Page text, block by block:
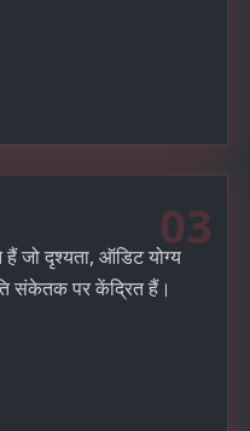
03
जो दृश्यता, ऑडिट योग्य
संकेतक पर केंद्रित हैं।